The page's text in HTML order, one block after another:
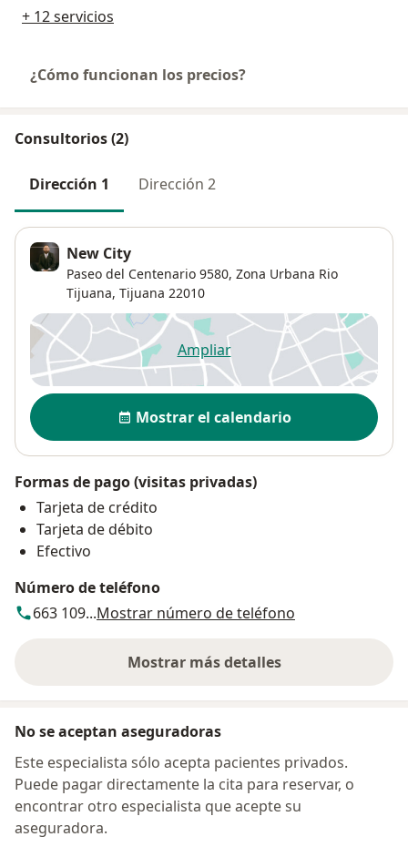
+ 12 servicios
¿Cómo funcionan los precios?
Consultorios (2)
Dirección 1 Dirección 2
New City
Paseo del Centenario 9580, Zona Urbana Rio
Tijuana, Tijuana 22010
Ampliarse abre en una nueva
Disponibilidad
Mostrar el calendario
Formas de pago (visitas privadas)
Tarjeta de crédito
Tarjeta de débito
Efectivo
Número de teléfono
663 109...Mostrar número de teléfono
Mostrar más detalles
sobre la dirección
No se aceptan aseguradoras
Este especialista sólo acepta pacientes privados.
Puede pagar directamente la cita para reservar, o
encontrar otro especialista que acepte su
aseguradora.